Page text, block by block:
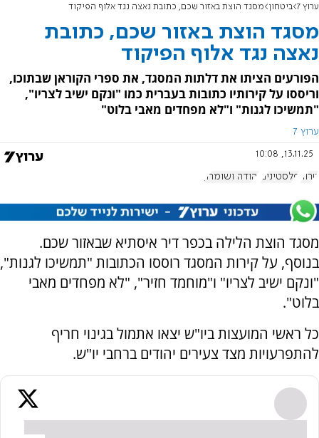
ערוץ 7 ביטחון מסגד הוצת באזור שכם, כתובת נאצה נגד אלוף הפיקוד
מסגד הוצת באזור שכם, כתובת
נאצה נגד אלוף הפיקוד
הפורעים הציתו את דלתות המסגד, את ספרי הקוראן שבתוכו,
וריססו על קירותיו כתובות בעברית כמו "ונקם ישיב לצריו",
"תמשיכו לגנות" ו"לא מפחדים מאבי בלוט"
ערוץ 7
13.11.25, 10:08
טרור פלסטינים יהודה ושומרון
מסגד הוצת הלילה בכפר דיר איסתיא שבאזור שכם.
בנוסף, על קירות המסגד רוססו הכתובות "תמשיכו לגנות",
"ונקם ישיב לצריו" ו"מוחמד חזיר", "לא מפחדים מאבי
בלוט".
כל ראשי המועצות ביו"ש יצאו אתמול בגינוי חריף
להתפרעויות מצד צעירים יהודים ברחבי יו"ש.